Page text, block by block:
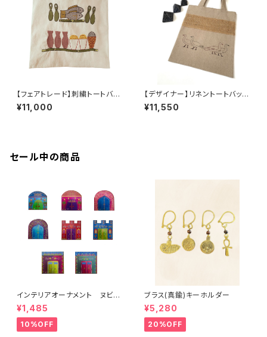
【フェアトレード】刺繍トートバッ
グ 古代のくらし
¥11,000
【デザイナー】リネントートバッ
グ 古代エジプト柄 メイドゥ
ムのガチョウ
¥11,550
セール中の商品
インテリアオーナメント ヌビア
ンハウス柄
¥1,485
10%OFF
ブラス(真鍮)キーホルダー
¥5,280
20%OFF